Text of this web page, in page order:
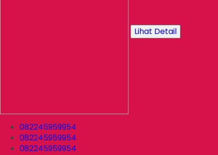
Lihat Detail
082245959954
082245959954
082245959954